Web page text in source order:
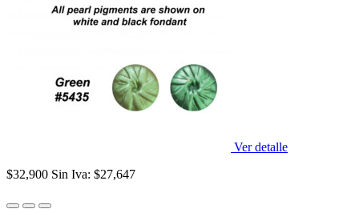
Ver detalle
$32,900 Sin Iva: $27,647